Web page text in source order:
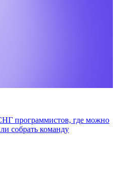
программистов, где можно
собрать команду